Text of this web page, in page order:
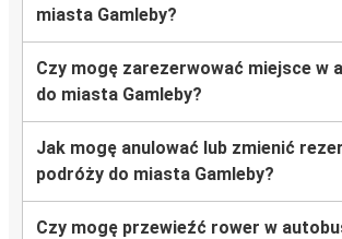
miasta Gamleby?
Czy mogę zarezerwować miejsce w
do miasta Gamleby?
Jak mogę anulować lub zmienić
podróży do miasta Gamleby?
Czy mogę przewieźć rower w